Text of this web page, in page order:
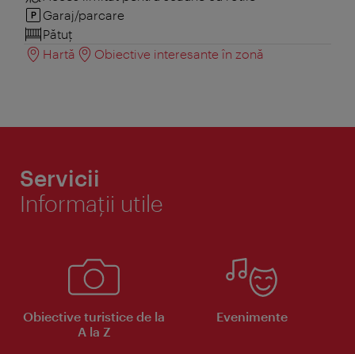
Garaj/parcare
Pătuţ
Hartă
Obiective interesante în zonă
Servicii
Informaţii utile
Obiective turistice de la
A la Z
Evenimente